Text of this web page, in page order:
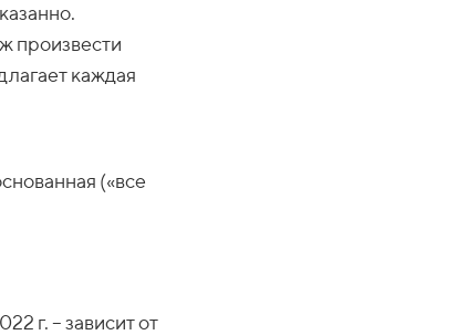
произвести
каждая
(«все
г. – зависит от